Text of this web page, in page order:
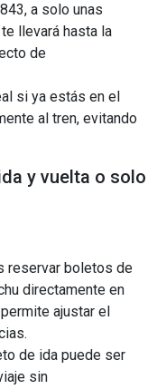
a solo unas
llevará hasta la
de
si ya estás en el
al tren, evitando
y vuelta o solo
reservar boletos de
directamente en
ajustar el
de ida puede ser
sin